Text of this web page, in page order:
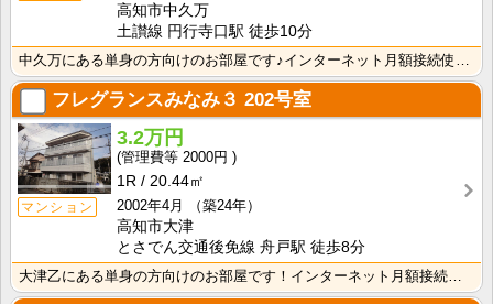
高知市中久万
土讃線 円行寺口駅 徒歩10分
中久万にある単身の方向けのお部屋です♪インターネット月額接続使用無料なので、月々の生活費の節約にもな･･･
フレグランスみなみ３ 202号室
マンション
3.2万円
2000円
1R
20.44㎡
2002年4月
（築24年）
高知市大津
とさでん交通後免線 舟戸駅 徒歩8分
大津乙にある単身の方向けのお部屋です！インターネット月額接続使用無料なので、月々の生活費の節約にもな･･･